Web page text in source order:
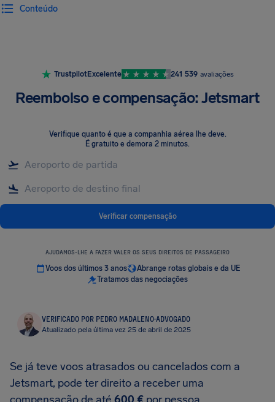
Conteúdo
TrustpilotExcelente 241 539 avaliações
Reembolso e compensação: Jetsmart
Verifique quanto é que a companhia aérea lhe deve.
É gratuito e demora 2 minutos.
Verificar compensação
AJUDAMOS-LHE A FAZER VALER OS SEUS DIREITOS DE PASSAGEIRO
Voos dos últimos 3 anos
Abrange rotas globais e da UE
Tratamos das negociações
VERIFICADO POR PEDRO MADALENO·ADVOGADO
Atualizado pela última vez 25 de abril de 2025
Se já teve voos atrasados ou cancelados com a
Jetsmart, pode ter direito a receber uma